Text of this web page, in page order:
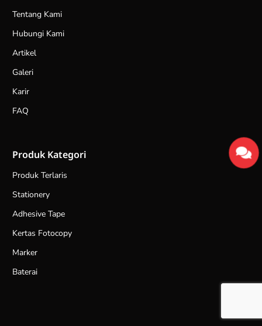
Tentang Kami
Hubungi Kami
Artikel
Galeri
Karir
FAQ
Produk Kategori
Produk Terlaris
Stationery
Adhesive Tape
Kertas Fotocopy
Marker
Baterai